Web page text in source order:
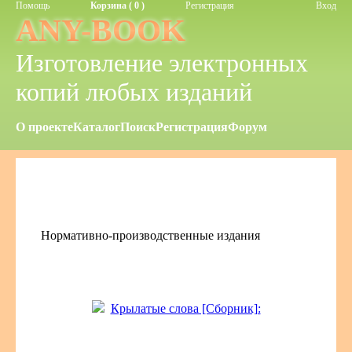
Помощь Корзина ( 0 ) Регистрация Вход
ANY-BOOK
Изготовление электронных
копий любых изданий
О проектеКаталогПоискРегистрацияФорум
Нормативно-производственные издания
Крылатые слова [Сборник]: